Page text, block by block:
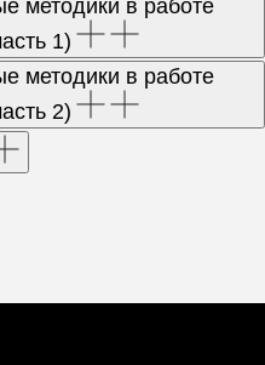
1)
2)